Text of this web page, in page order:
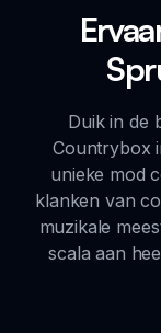
Duik in de
Countrybox
unieke mod
klanken van
muzikale
scala aan